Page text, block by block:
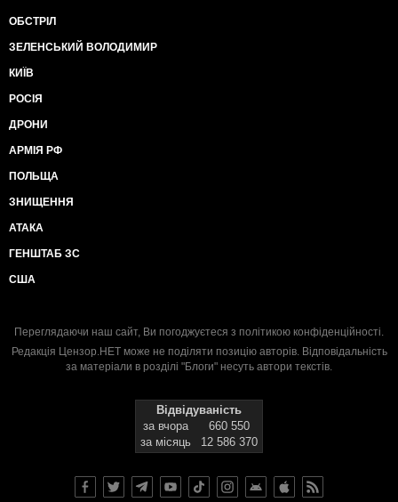
ОБСТРІЛ
ЗЕЛЕНСЬКИЙ ВОЛОДИМИР
КИЇВ
РОСІЯ
ДРОНИ
АРМІЯ РФ
ПОЛЬЩА
ЗНИЩЕННЯ
АТАКА
ГЕНШТАБ ЗС
США
Переглядаючи наш сайт, Ви погоджуєтеся з політикою конфіденційності.
Редакція Цензор.НЕТ може не поділяти позицію авторів. Відповідальність
за матеріали в розділі "Блоги" несуть автори текстів.
Відвідуваність
за вчора
660 550
за місяць
12 586 370